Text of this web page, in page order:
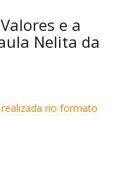
e a
Nelita da
no formato